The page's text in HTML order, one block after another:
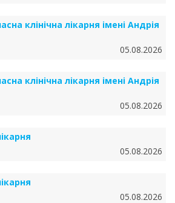
клінічна лікарня імені Андрія
05.08.2026
клінічна лікарня імені Андрія
05.08.2026
05.08.2026
05.08.2026